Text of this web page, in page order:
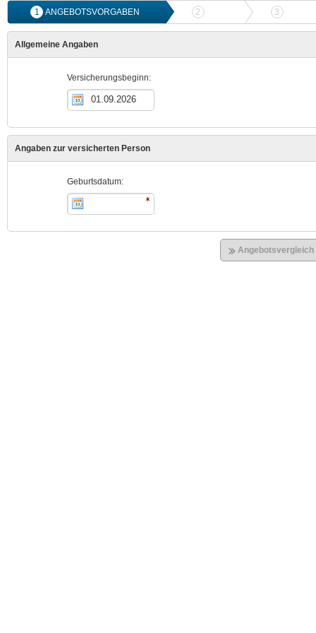
1 ANGEBOTSVORGABEN 2 ANGEBOTSVERGLEICH
3
Allgemeine Angaben
Versicherungsbeginn:
Angaben zur versicherten Person
Geburtsdatum:
Angebotsvergleich